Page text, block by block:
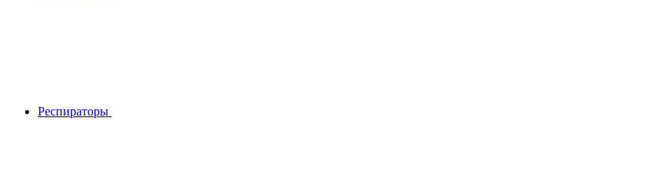
Респираторы